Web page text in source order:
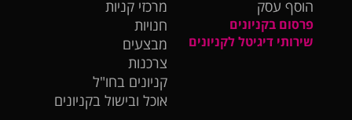
הוסף עסק
פרסום בקניונים
שירותי דיגיטל לקניונים
מרכזי קניות
חנויות
מבצעים
צרכנות
קניונים בחו"ל
אוכל ובישול בקניונים